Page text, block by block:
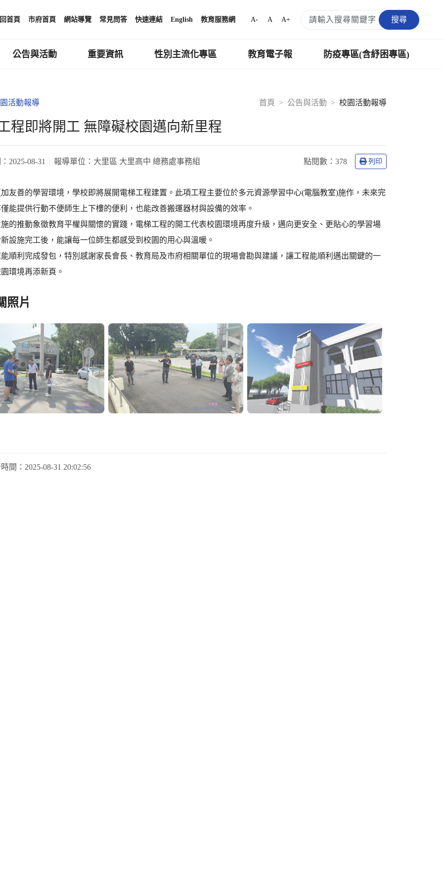
回首頁 市府首頁 網站導覽 常見問答 快速連結 English 教育服務網 A- A A+ 搜尋
公告與活動 重要資訊 性別主流化專區 教育電子報 防疫專區(含紓困專區)
首頁 公告與活動 校園活動報導
活動報導
程即將開工 無障礙校園邁向新里程
2025-08-31 報導單位： 大里區 大里高中 總務處事務組 點閱數： 378 列印
友善的學習環境，學校即將展開電梯工程建置。此項工程主要位於多元資源學習中心(電腦教室)施作，未來完
能提供行動不便師生上下樓的便利，也能改善搬運器材與設備的效率。
的推動象徵教育平權與關懷的實踐，電梯工程的開工代表校園環境再度升級，邁向更安全、更貼心的學習場
設施完工後，能讓每一位師生都感受到校園的用心與溫暖。
順利完成發包，特別感謝家長會長、教育局及市府相關單位的現場會勘與建議，讓工程能順利邁出關鍵的一
環境再添新頁。
照片
間： 2025-08-31 20:02:56